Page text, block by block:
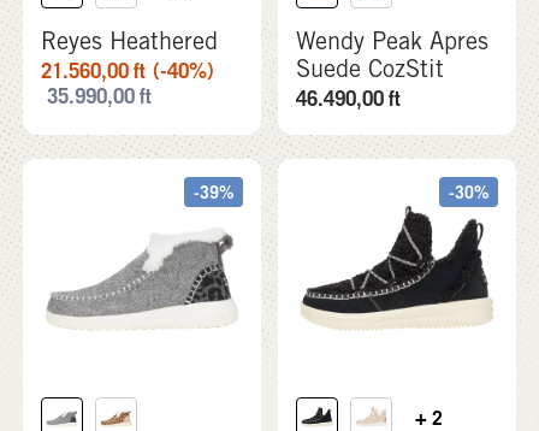
Reyes Heathered
21.560,00ft (-40%)
35.990,00ft
Wendy Peak Apres
Suede CozStit
46.490,00ft
-39% -30%
+ 2